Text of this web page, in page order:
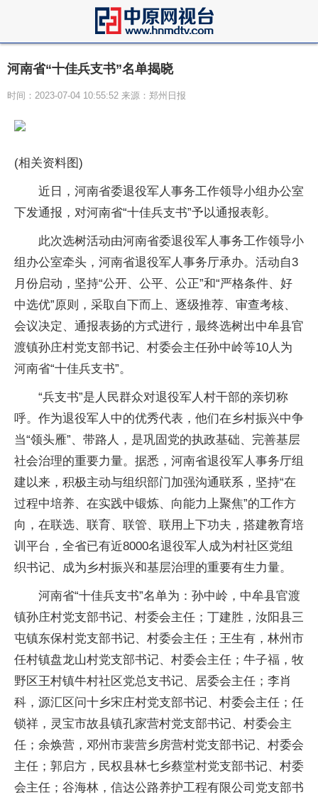
河南省“十佳兵支书”名单揭晓
时间：2023-07-04 10:55:52 来源：郑州日报
(相关资料图)
近日，河南省委退役军人事务工作领导小组办公室
下发通报，对河南省“十佳兵支书”予以通报表彰。
此次选树活动由河南省委退役军人事务工作领导小
组办公室牵头，河南省退役军人事务厅承办。活动自3
月份启动，坚持“公开、公平、公正”和“严格条件、好
中选优”原则，采取自下而上、逐级推荐、审查考核、
会议决定、通报表扬的方式进行，最终选树出中牟县官
渡镇孙庄村党支部书记、村委会主任孙中岭等10人为
河南省“十佳兵支书”。
“兵支书”是人民群众对退役军人村干部的亲切称
呼。作为退役军人中的优秀代表，他们在乡村振兴中争
当“领头雁”、带路人，是巩固党的执政基础、完善基层
社会治理的重要力量。据悉，河南省退役军人事务厅组
建以来，积极主动与组织部门加强沟通联系，坚持“在
过程中培养、在实践中锻炼、向能力上聚焦”的工作方
向，在联选、联育、联管、联用上下功夫，搭建教育培
训平台，全省已有近8000名退役军人成为村社区党组
织书记、成为乡村振兴和基层治理的重要有生力量。
河南省“十佳兵支书”名单为：孙中岭，中牟县官渡
镇孙庄村党支部书记、村委会主任；丁建胜，汝阳县三
屯镇东保村党支部书记、村委会主任；王生有，林州市
任村镇盘龙山村党支部书记、村委会主任；牛子福，牧
野区王村镇牛村社区党总支书记、居委会主任；李肖
科，源汇区问十乡宋庄村党支部书记、村委会主任；任
锁祥，灵宝市故县镇孔家营村党支部书记、村委会主
任；余焕营，邓州市裴营乡房营村党支部书记、村委会
主任；郭启方，民权县林七乡蔡堂村党支部书记、村委
会主任；谷海林，信达公路养护工程有限公司党支部书